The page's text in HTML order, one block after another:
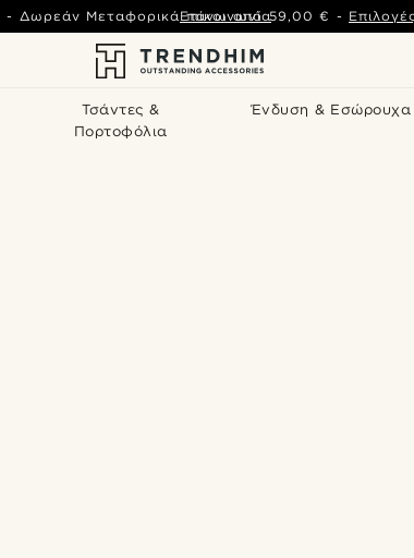
Τσάντες &
Πορτοφόλια
Ένδυση & Εσώρουχα
- Δωρεάν Μεταφορικά πάνω από59,00 € -
Επικοινωνία